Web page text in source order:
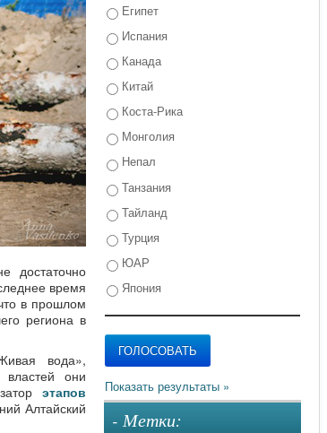
достаточно
время
в прошлом
региона в
вода»,
они
этапов
Алтайский
Египет
Испания
Канада
Китай
Коста-Рика
Монголия
Непал
Танзания
Тайланд
Турция
ЮАР
Япония
- Метки: